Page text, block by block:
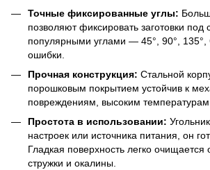
Точные фиксированные углы:
позволяют фиксировать заготовки
популярными углами — 45°, 90°, 135°,
ошибки.
Прочная конструкция: Стальной
порошковым покрытием устойчив к
повреждениям, высоким температурам
Простота в использовании:
настроек или источника питания, он
Гладкая поверхность легко очищается
стружки и окалины.